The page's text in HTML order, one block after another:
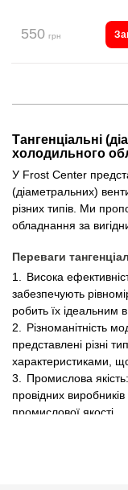
550 грн
Тангенціальні
холодильного
У Frost Center
(діаметральних)
різних типів. Ми
обладнання за
Переваги
Висока
забезпечують
робить їх ідеальним
Різноманітність
представлені різні
характеристиками,
Промислова
провідних
промислової якості.